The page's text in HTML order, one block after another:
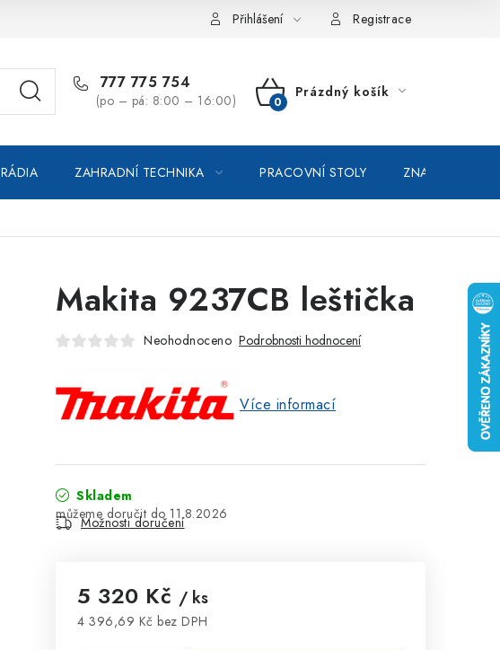
Moje objednávka / odstoupení od smlouvy Online platby Comgate
Přihlášení Registrace
777 775 754
(po – pá: 8:00 – 16:00)
NÁKUPNÍ
Prázdný košík
RÁDIA ZAHRADNÍ TECHNIKA PRACOVNÍ STOLY ZNAČKOVACÍ
Makita 9237CB leštička
Neohodnoceno Podrobnosti hodnocení
Více informací
Skladem
11.8.2026
Možnosti doručení
5 320 Kč / ks
4 396,69 Kč bez DPH